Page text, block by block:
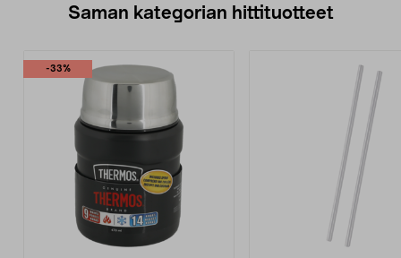
Saman kategorian hittituotteet
-33%